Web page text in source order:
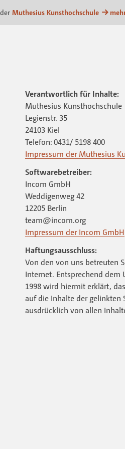
Muthesius Kunsthochschule
Verantwortlich für Inhalte:
Muthesius Kunsthochschule
Legienstr. 35
24103 Kiel
Telefon: 0431/ 5198 400
Impressum der Muthesius
Softwarebetreiber:
Incom GmbH
Weddigenweg 42
12205 Berlin
team@incom.org
Impressum der Incom GmbH
Haftungsausschluss:
Von den von uns betreuten
Internet. Entsprechend dem
1998 wird hiermit erklärt,
auf die Inhalte der gelinkten
ausdrücklich von allen